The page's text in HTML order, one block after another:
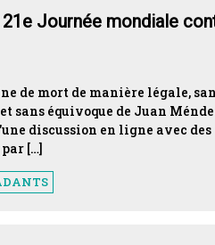
Journée mondiale
de mort de manière légale,
équivoque de Juan
discussion en ligne avec des
[…]